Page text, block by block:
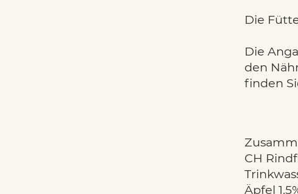
Die
Die
den
finden
CH
Äpfel